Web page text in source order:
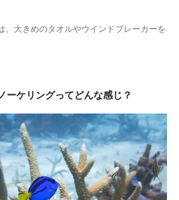
、大きめのタオルやウインドブレーカーを
ーケリングってどんな感じ？